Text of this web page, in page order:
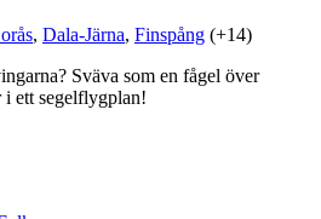
, Dala-Järna, Finspång (+14)
Sväva som en fågel över
i ett segelflygplan!